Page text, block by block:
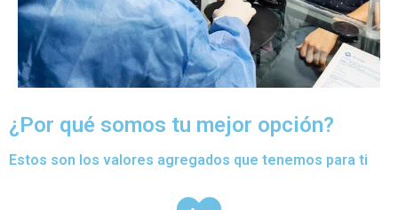
¿Por qué somos tu mejor opción?
Estos son los valores agregados que tenemos para ti